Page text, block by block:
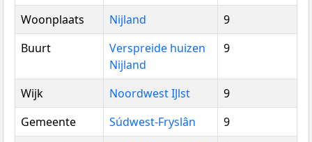
Woonplaats Nijland
9
Buurt
Verspreide huizen
Nijland
9
Wijk Noordwest IJlst
9
Gemeente
Súdwest-Fryslân
9